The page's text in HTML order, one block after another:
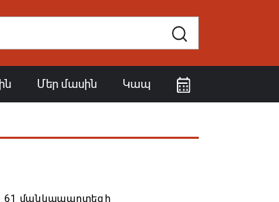
Մեր մասին Կապ
61 մանկապարտեզի